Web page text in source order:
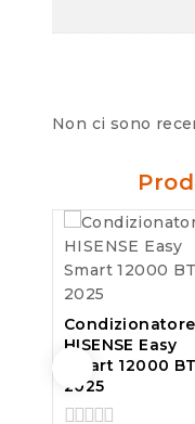
Non ci sono
Condizionatore
HISENSE Easy
Smart 12000
2025